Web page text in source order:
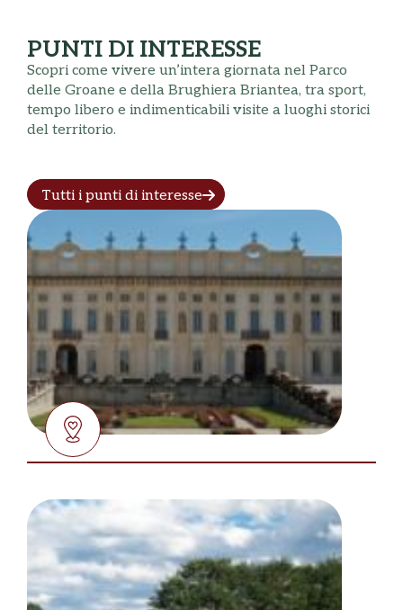
PUNTI DI INTERESSE
Scopri come vivere un’intera giornata nel Parco
delle Groane e della Brughiera Briantea, tra sport,
tempo libero e indimenticabili visite a luoghi storici
del territorio.
Tutti i punti di interesse